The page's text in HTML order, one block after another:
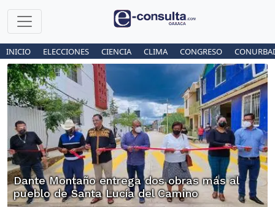
INICIO ELECCIONES CIENCIA CLIMA CONGRESO
Dante Montaño entrega dos obras más al
pueblo de Santa Lucía del Camino